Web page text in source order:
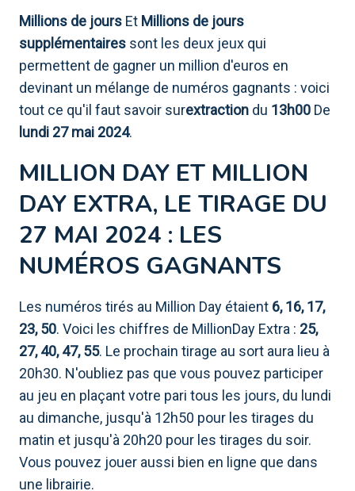
Millions de jours Et Millions de jours
supplémentaires sont les deux jeux qui
permettent de gagner un million d'euros en
devinant un mélange de numéros gagnants : voici
tout ce qu'il faut savoir surextraction du 13h00 De
lundi 27 mai 2024.
MILLION DAY ET MILLION
DAY EXTRA, LE TIRAGE DU
27 MAI 2024 : LES
NUMÉROS GAGNANTS
Les numéros tirés au Million Day étaient 6, 16, 17,
23, 50. Voici les chiffres de MillionDay Extra : 25,
27,40, 47, 55. Le prochain tirage au sort aura lieu à
20h30. N'oubliez pas que vous pouvez participer
au jeu en plaçant votre pari tous les jours, du lundi
au dimanche, jusqu'à 12h50 pour les tirages du
matin et jusqu'à 20h20 pour les tirages du soir.
Vous pouvez jouer aussi bien en ligne que dans
une librairie.